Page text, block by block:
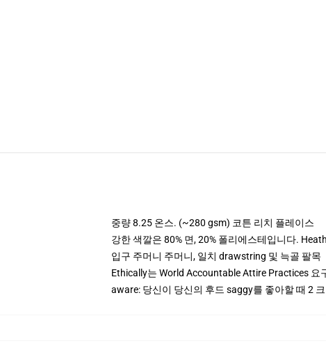
중량 8.25 온스. (~280 gsm) 코튼 리치 플레이스
강한 색깔은 80% 면, 20% 폴리에스테입니다.
입구 주머니 주머니, 일치 drawstring 및 늑골 팔목
Ethically는 World Accountable Attire Practices 요
aware: 당신이 당신의 후드 saggy를 좋아할 때 2 크